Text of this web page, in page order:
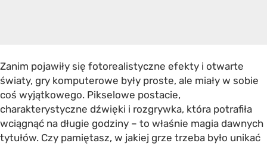
Zanim pojawiły się fotorealistyczne efekty i otwarte
światy, gry komputerowe były proste, ale miały w sobie
coś wyjątkowego. Pikselowe postacie,
charakterystyczne dźwięki i rozgrywka, która potrafiła
wciągnąć na długie godziny – to właśnie magia dawnych
tytułów. Czy pamiętasz, w jakiej grze trzeba było unikać